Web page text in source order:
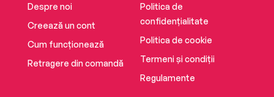
Despre noi
Creează un cont
Cum funcționează
Retragere din comandă
Politica de
confidențialitate
Politica de cookie
Termeni și condiții
Regulamente